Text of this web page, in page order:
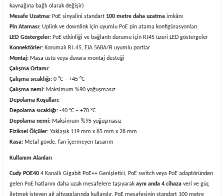
kaynağına bağlı olarak değişir)
Mesafe Uzatma: PoE sinyalini standart 100 metre daha uzatma imkânı
Pin Ataması: Uplink ve downlink için uyumlu PoE pin atama konfigürasyonları
LED Göstergeler: PoE etkinliği ve bağlantı durumu için RJ45 üzeri LED göstergeler
Konnektörler: Korumalı RJ‑45, EIA 568A/B uyumlu portlar
Montaj: Masa üstü veya duvara montaj desteği
Çalışma Ortamı:
Çalışma sıcaklığı: 0 °C – +45 °C
Çalışma nemi: Maksimum %90 yoğuşmasız
Depolama Koşulları:
Depolama sıcaklığı: -40 °C – +70 °C
Depolama nemi: Maksimum %95 yoğuşmasız
Fiziksel Ölçüler: Yaklaşık 119 mm x 85 mm x 28 mm
Kasa: Metal gövde, fan içermeyen tasarım
Kullanım Alanları
Cudy POE40 4 Kanallı Gigabit PoE++ Genişletici, PoE switch veya PoE adaptöründen
gelen PoE hatlarını daha uzak mesafelere taşıyarak aynı anda 4 cihaza veri ve güç
iletmek isteyen ağ altyapılarında kullanılır. PoE mesafesinin standart 100 metre